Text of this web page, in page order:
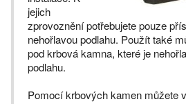
jejich
zprovoznění potřebujete pouze
nehořlavou podlahu. Použít také
pod krbová kamna, které je
podlahu.
Pomocí krbových kamen můžete